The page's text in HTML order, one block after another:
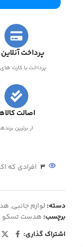
پرداخت
پرداخت با کارت
اصالت
از برترین برندها
3 افرادی که
دسته: لوازم جانبی,
برچسب: هدست تسکو
اشتراک گذاری: